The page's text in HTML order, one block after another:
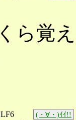
ら覚
(・∀・)ｲｲ!!